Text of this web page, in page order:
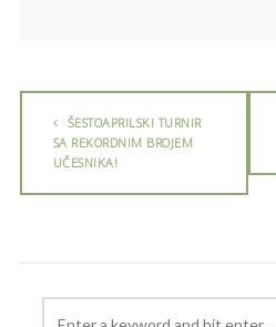
ŠESTOAPRILSKI TURNIR
SA REKORDNIM BROJEM
UČESNIKA!